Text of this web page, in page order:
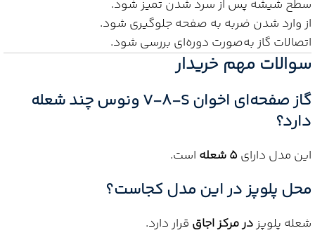
سطح شیشه پس از سرد شدن تمیز شود.
از وارد شدن ضربه به صفحه جلوگیری شود.
اتصالات گاز به‌صورت دوره‌ای بررسی شود.
سوالات مهم خریدار
گاز صفحه‌ای اخوان V-8-S ونوس چند شعله
دارد؟
این مدل دارای۵ شعله است.
محل پلوپز در این مدل کجاست؟
شعله پلوپزدر مرکز اجاق قرار دارد.